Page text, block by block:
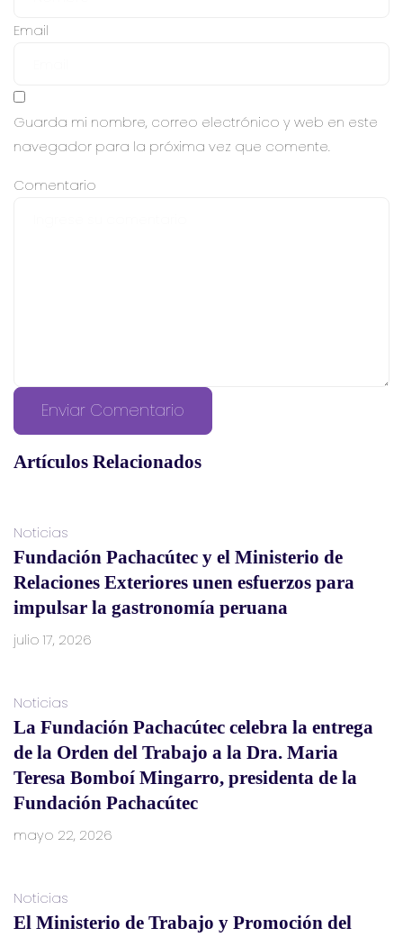
Email
Guarda mi nombre, correo electrónico y web en este
navegador para la próxima vez que comente.
Comentario
Artículos Relacionados
Noticias
Fundación Pachacútec y el Ministerio de
Relaciones Exteriores unen esfuerzos para
impulsar la gastronomía peruana
julio 17, 2026
Noticias
La Fundación Pachacútec celebra la entrega
de la Orden del Trabajo a la Dra. Maria
Teresa Bomboí Mingarro, presidenta de la
Fundación Pachacútec
mayo 22, 2026
Noticias
El Ministerio de Trabajo y Promoción del